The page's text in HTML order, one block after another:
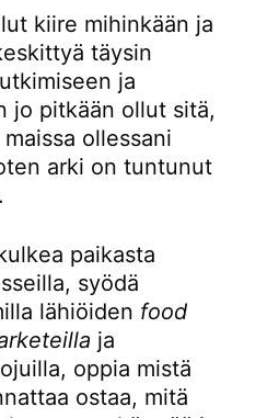
kiire mihinkään ja
täysin
ja
jo pitkään ollut sitä,
ollessani
arki on tuntunut
paikasta
syödä
lähiöiden food
ja
oppia mistä
ostaa, mitä